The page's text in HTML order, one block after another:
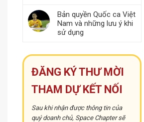
Bản quyền Quốc ca Việt
Nam và những lưu ý khi
sử dụng
ĐĂNG KÝ THƯ MỜI
THAM DỰ KẾT NỐI
Sau khi nhận được thông tin của
quý doanh chủ, Space Chapter sẽ